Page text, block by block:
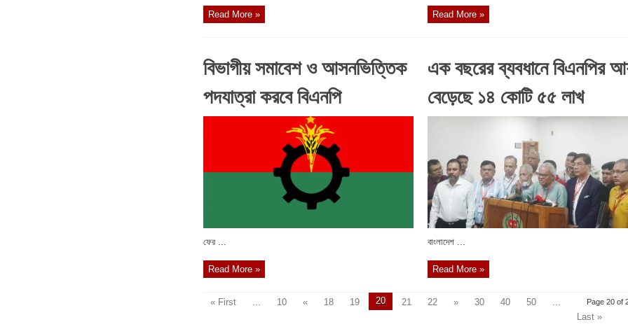
Read More » Read More »
বিভাগীয় সমাবেশ ও আসনভিত্তিক
পদযাত্রা করবে বিএনপি
ফের ...
Read More »
এক বছরের ব্যবধানে বিএনপির
বেড়েছে ১৪ কোটি ৫৫ লাখ
বাংলাদেশ ...
Read More »
Page 20 of
« First ... 10 « 18 19 20 21 22 » 30 40 50
...
Last »